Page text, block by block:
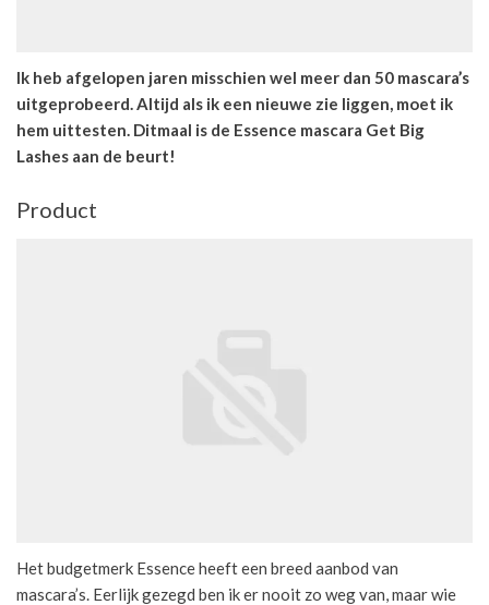
Ik heb afgelopen jaren misschien wel meer dan 50 mascara’s
uitgeprobeerd. Altijd als ik een nieuwe zie liggen, moet ik
hem uittesten. Ditmaal is de Essence mascara Get Big
Lashes aan de beurt!
Product
Het budgetmerk Essence heeft een breed aanbod van
mascara’s. Eerlijk gezegd ben ik er nooit zo weg van, maar wie